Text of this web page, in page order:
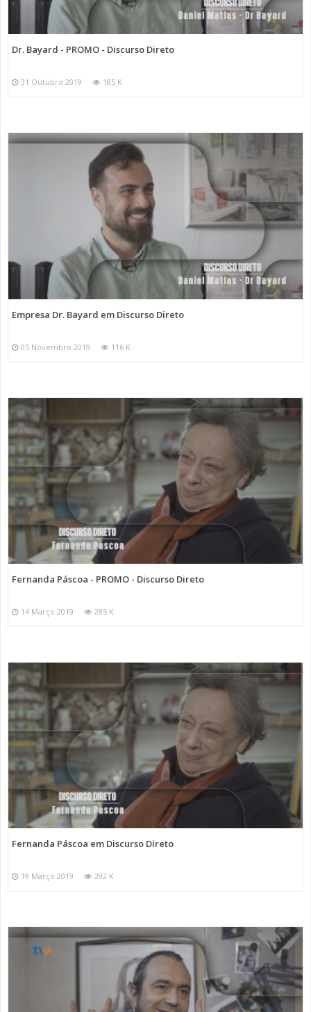
Dr. Bayard - PROMO - Discurso Direto
31 Outubro 2019 185 K
Empresa Dr. Bayard em Discurso Direto
05 Novembro 2019 116 K
Fernanda Páscoa - PROMO - Discurso Direto
14 Março 2019 285 K
Fernanda Páscoa em Discurso Direto
19 Março 2019 292 K